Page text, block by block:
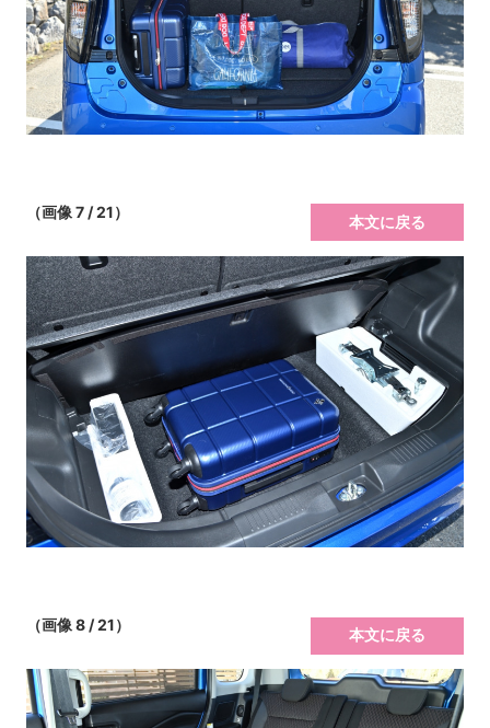
（画像 7 / 21）
本文に戻る
（画像 8 / 21）
本文に戻る